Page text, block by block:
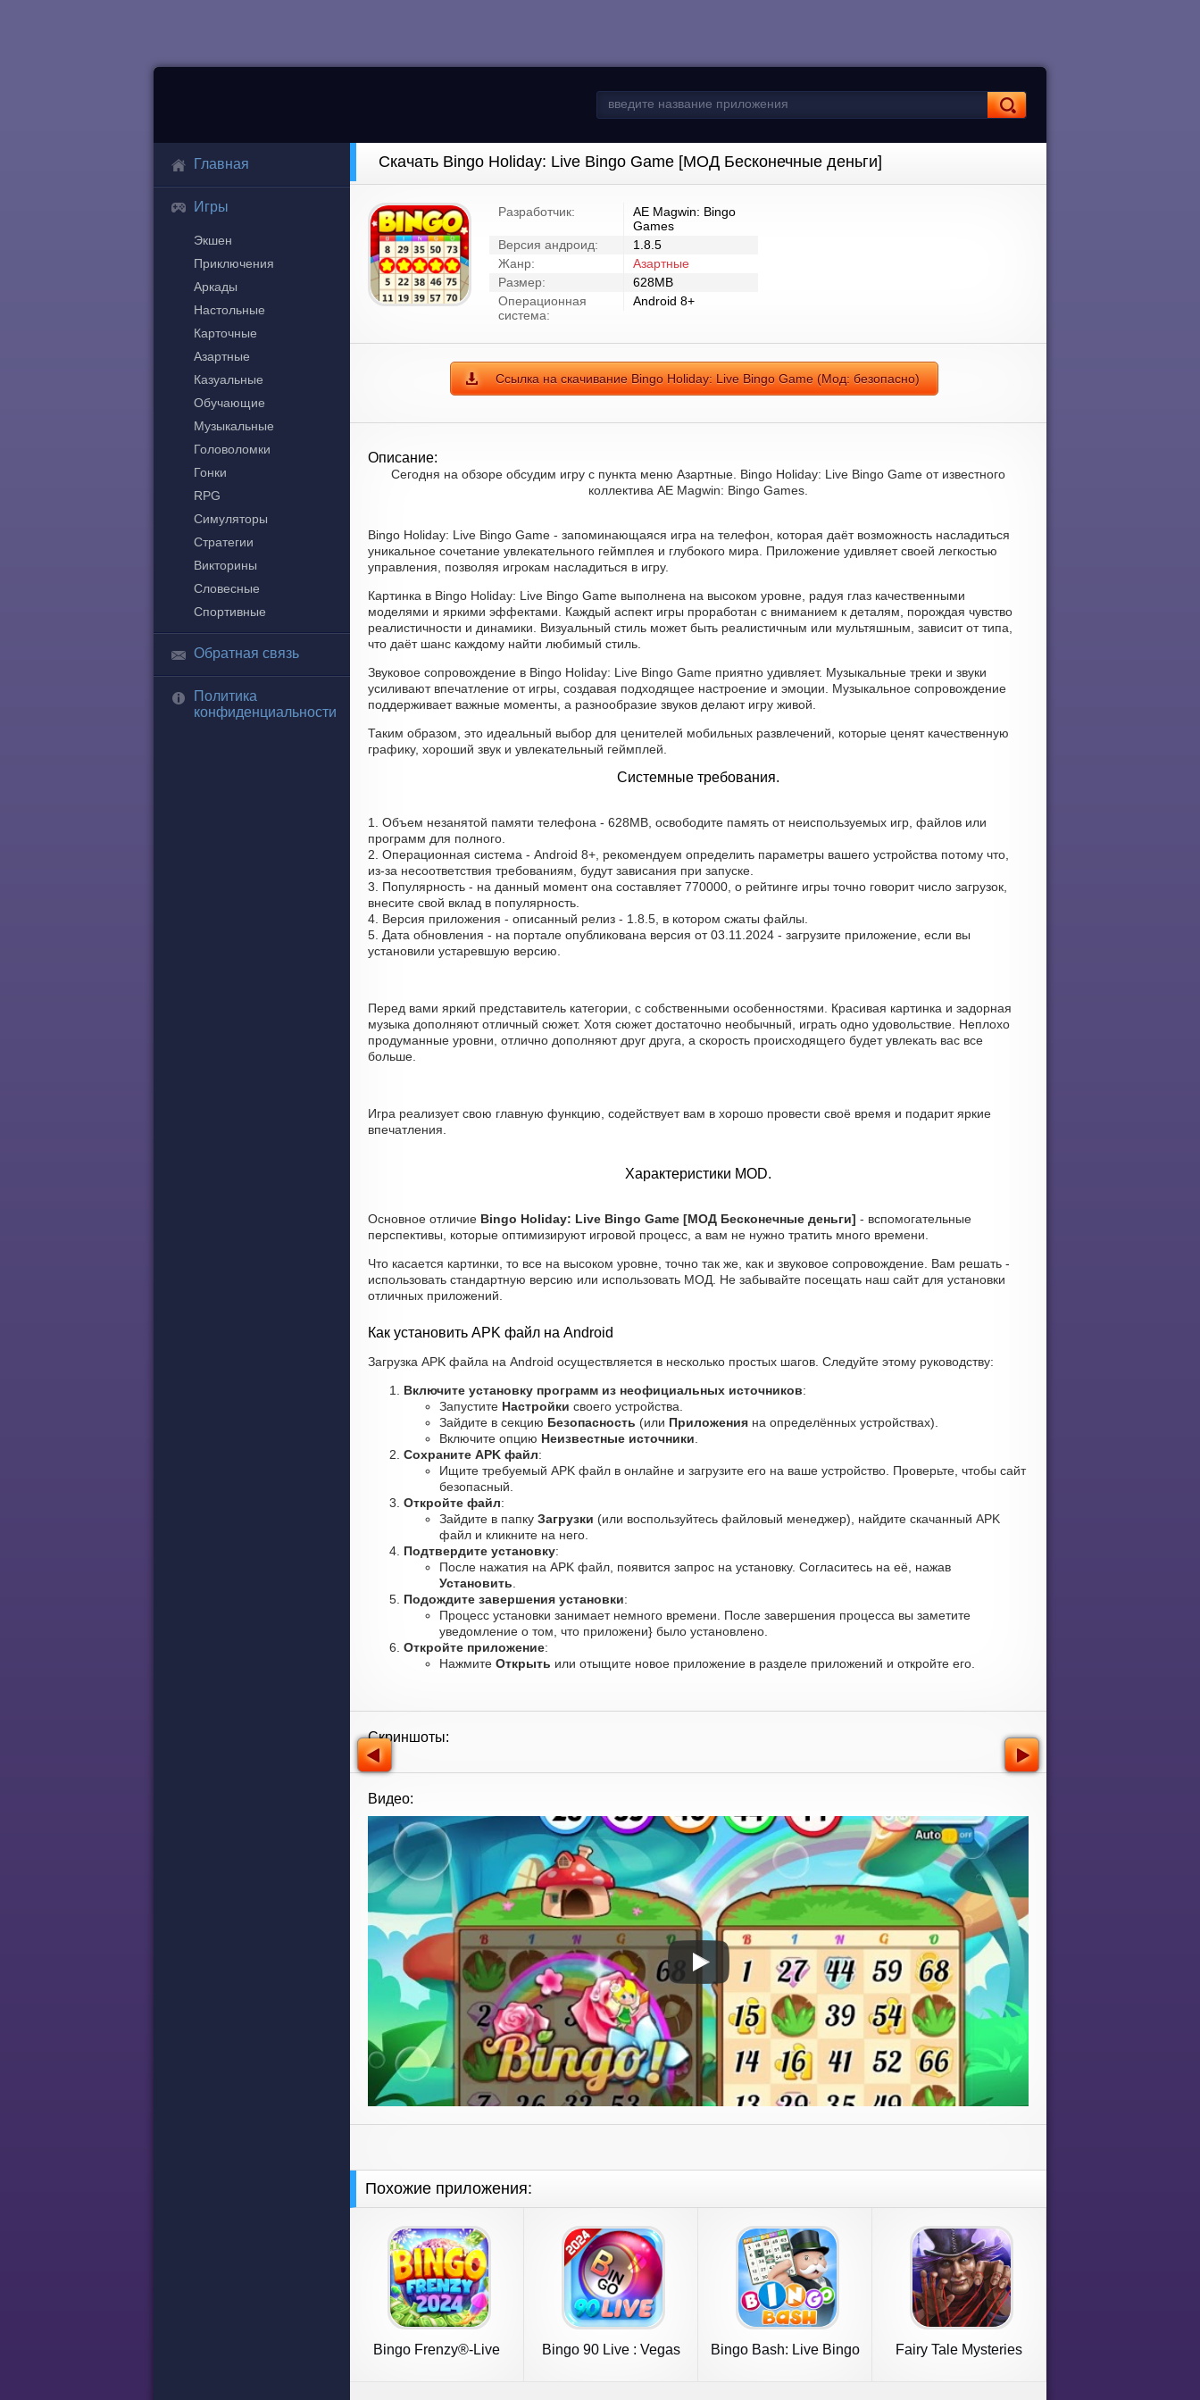
Главная
Игры
Экшен
Приключения
Аркады
Настольные
Карточные
Азартные
Казуальные
Обучающие
Музыкальные
Головоломки
Гонки
RPG
Симуляторы
Стратегии
Викторины
Словесные
Спортивные
Обратная связь
Политика
конфиденциальности
Скачать Bingo Holiday: Live Bingo Game [МОД Бесконечные деньги]
Разработчик:
AE Magwin: Bingo
Games
Версия андроид:
1.8.5
Жанр:
Азартные
Размер:
628MB
Операционная
система:
Android 8+
Ссылка на скачивание Bingo Holiday: Live Bingo Game (Мод: безопасно)
Описание:
Сегодня на обзоре обсудим игру с пункта меню Азартные. Bingo Holiday: Live Bingo Game от известного
коллектива AE Magwin: Bingo Games.
Bingo Holiday: Live Bingo Game - запоминающаяся игра на телефон, которая даёт возможность насладиться
уникальное сочетание увлекательного геймплея и глубокого мира. Приложение удивляет своей легкостью
управления, позволяя игрокам насладиться в игру.
Картинка в Bingo Holiday: Live Bingo Game выполнена на высоком уровне, радуя глаз качественными
моделями и яркими эффектами. Каждый аспект игры проработан с вниманием к деталям, порождая чувство
реалистичности и динамики. Визуальный стиль может быть реалистичным или мультяшным, зависит от типа,
что даёт шанс каждому найти любимый стиль.
Звуковое сопровождение в Bingo Holiday: Live Bingo Game приятно удивляет. Музыкальные треки и звуки
усиливают впечатление от игры, создавая подходящее настроение и эмоции. Музыкальное сопровождение
поддерживает важные моменты, а разнообразие звуков делают игру живой.
Таким образом, это идеальный выбор для ценителей мобильных развлечений, которые ценят качественную
графику, хороший звук и увлекательный геймплей.
Системные требования.
1. Объем незанятой памяти телефона - 628MB, освободите память от неиспользуемых игр, файлов или
программ для полного.
2. Операционная система - Android 8+, рекомендуем определить параметры вашего устройства потому что,
из-за несоответствия требованиям, будут зависания при запуске.
3. Популярность - на данный момент она составляет 770000, о рейтинге игры точно говорит число загрузок,
внесите свой вклад в популярность.
4. Версия приложения - описанный релиз - 1.8.5, в котором сжаты файлы.
5. Дата обновления - на портале опубликована версия от 03.11.2024 - загрузите приложение, если вы
установили устаревшую версию.
Перед вами яркий представитель категории, с собственными особенностями. Красивая картинка и задорная
музыка дополняют отличный сюжет. Хотя сюжет достаточно необычный, играть одно удовольствие. Неплохо
продуманные уровни, отлично дополняют друг друга, а скорость происходящего будет увлекать вас все
больше.
Игра реализует свою главную функцию, содействует вам в хорошо провести своё время и подарит яркие
впечатления.
Характеристики MOD.
Основное отличие Bingo Holiday: Live Bingo Game [МОД Бесконечные деньги] - вспомогательные
перспективы, которые оптимизируют игровой процесс, а вам не нужно тратить много времени.
Что касается картинки, то все на высоком уровне, точно так же, как и звуковое сопровождение. Вам решать -
использовать стандартную версию или использовать МОД. Не забывайте посещать наш сайт для установки
отличных приложений.
Как установить APK файл на Android
Загрузка APK файла на Android осуществляется в несколько простых шагов. Следуйте этому руководству:
Включите установку программ из неофициальных источников:
Запустите Настройки своего устройства.
Зайдите в секцию Безопасность (или Приложения на определённых устройствах).
Включите опцию Неизвестные источники
Сохраните APK файл:
Ищите требуемый APK файл в онлайне и загрузите его на ваше устройство. Проверьте, чтобы сайт
безопасный.
Откройте файл:
Зайдите в папку Загрузки (или воспользуйтесь файловый менеджер), найдите скачанный APK
файл и кликните на него.
Подтвердите установку:
После нажатия на APK файл, появится запрос на установку. Согласитесь на её, нажав
Установить
Подождите завершения установки:
Процесс установки занимает немного времени. После завершения процесса вы заметите
уведомление о том, что приложени} было установлено.
Откройте приложение:
Нажмите Открыть или отыщите новое приложение в разделе приложений и откройте его.
Скриншоты:
Видео:
Похожие приложения:
Bingo Frenzy®-Live
Bingo 90 Live : Vegas
Bingo Bash: Live Bingo
Fairy Tale Mysteries